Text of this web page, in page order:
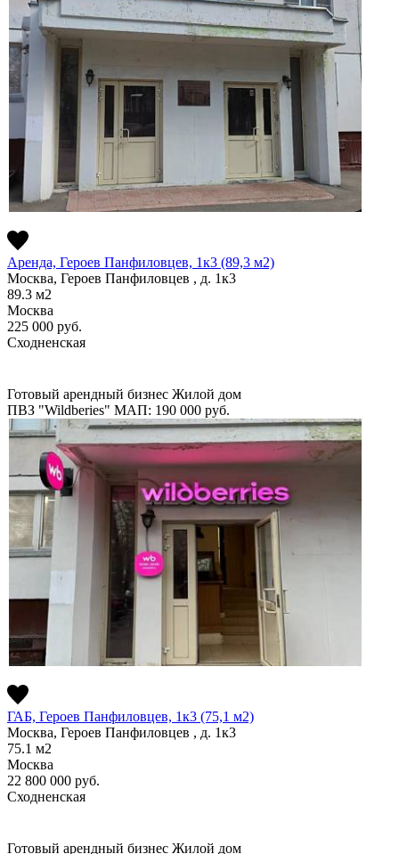
Аренда, Героев Панфиловцев, 1к3 (89,3 м2)
Москва, Героев Панфиловцев , д. 1к3
89.3 м2
Москва
225 000 руб.
Сходненская
Готовый арендный бизнес Жилой дом
ПВЗ "Wildberies" МАП: 190 000 руб.
ГАБ, Героев Панфиловцев, 1к3 (75,1 м2)
Москва, Героев Панфиловцев , д. 1к3
75.1 м2
Москва
22 800 000 руб.
Сходненская
Готовый арендный бизнес Жилой дом